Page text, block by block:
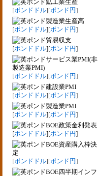
鉱工業生産
[ポンドドル][ポンド円]
製造業生産高
[ポンドドル][ポンド円]
貿易収支
[ポンドドル][ポンド円]
サービス業PMI(非
製造業PMI)
[ポンドドル][ポンド円]
建設業PMI
[ポンドドル][ポンド円]
製造業PMI
[ポンドドル][ポンド円]
BOE政策金利発表
[ポンドドル][ポンド円]
BOE資産購入枠決
定
[ポンドドル][ポンド円]
BOE四半期インフ